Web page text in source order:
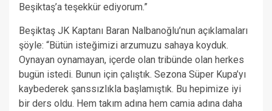
Beşiktaş’a teşekkür ediyorum.”
Beşiktaş JK Kaptanı Baran Nalbanoğlu’nun açıklamaları
şöyle: “Bütün isteğimizi arzumuzu sahaya koyduk.
Oynayan oynamayan, içerde olan tribünde olan herkes
bugün istedi. Bunun için çalıştık. Sezona Süper Kupa’yı
kaybederek şanssızlıkla başlamıştık. Bu hepimize iyi
bir ders oldu. Hem takım adına hem camia adına daha